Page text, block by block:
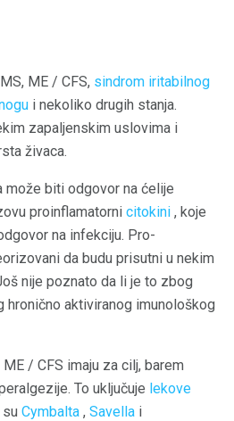
ME / CFS, sindrom iritabilnog
i nekoliko drugih stanja.
zapaljenskim uslovima i
živaca.
može biti odgovor na ćelije
proinflamatorni citokini , koje
na infekciju. Pro-
da budu prisutni u nekim
nije poznato da li je to zbog
aktiviranog imunološkog
/ CFS imaju za cilj, barem
To uključuje lekove
Cymbalta , Savella i